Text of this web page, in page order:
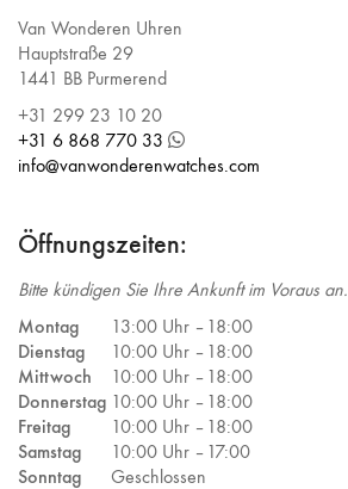
Van Wonderen Uhren
Hauptstraße 29
1441 BB Purmerend
+31 299 23 10 20
+31 6 868 770 33
info@vanwonderenwatches.com
Öffnungszeiten:
Bitte kündigen Sie Ihre Ankunft im Voraus an.
Montag
13:00 Uhr – 18:00
Dienstag
10:00 Uhr – 18:00
Mittwoch
10:00 Uhr – 18:00
Donnerstag 10:00 Uhr – 18:00
Freitag
10:00 Uhr – 18:00
Samstag
10:00 Uhr – 17:00
Sonntag
Geschlossen